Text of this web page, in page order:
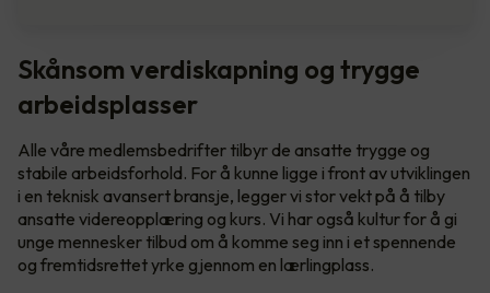
Skånsom verdiskapning og trygge
arbeidsplasser
Alle våre medlemsbedrifter tilbyr de ansatte trygge og
stabile arbeidsforhold. For å kunne ligge i front av utviklingen
i en teknisk avansert bransje, legger vi stor vekt på å tilby
ansatte videreopplæring og kurs. Vi har også kultur for å gi
unge mennesker tilbud om å komme seg inn i et spennende
og fremtidsrettet yrke gjennom en lærlingplass.